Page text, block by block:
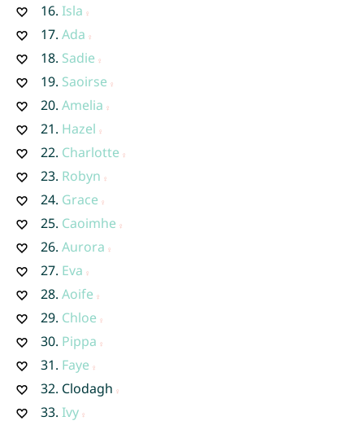
16. Isla
17. Ada
18. Sadie
19. Saoirse
20. Amelia
21. Hazel
22. Charlotte
23. Robyn
24. Grace
25. Caoimhe
26. Aurora
27. Eva
28. Aoife
29. Chloe
30. Pippa
31. Faye
32. Clodagh
33. Ivy